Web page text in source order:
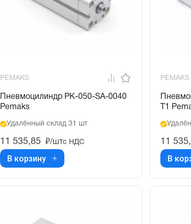
PEMAKS
Пневмоцилиндр PK-050-SA-0040
Pemaks
Удалённый склад 31 шт
11 535,85 ₽/штс НДС
В корзину
PEMAKS
T1
11
В